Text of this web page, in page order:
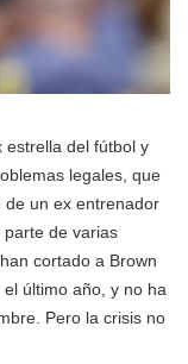
estrella del fútbol y
legales, que
de un ex entrenador
parte de varias
cortado a Brown
último año, y no ha
Pero la crisis no